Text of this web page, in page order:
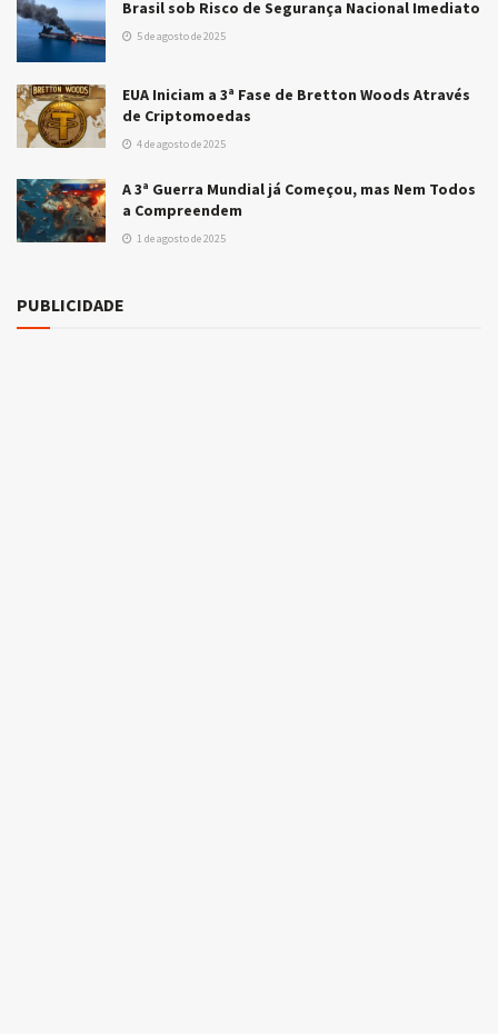
Brasil sob Risco de Segurança Nacional Imediato
5 de agosto de 2025
EUA Iniciam a 3ª Fase de Bretton Woods Através
de Criptomoedas
4 de agosto de 2025
A 3ª Guerra Mundial já Começou, mas Nem Todos
a Compreendem
1 de agosto de 2025
PUBLICIDADE